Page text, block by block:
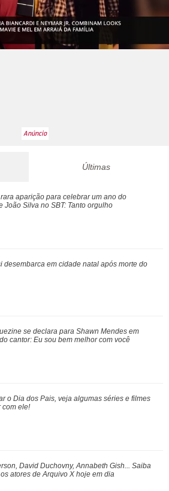
desembarca em cidade natal após morte do
se declara para Shawn Mendes em
cantor: Eu sou bem melhor co...
o Dia dos Pais, veja algumas séries e filmes
com ele!
faz desabafo em show sobre decisão de
Não foi uma reação...
relatos de familiares... Relembre as
de Whitney...
Últimas
aparição para celebrar um ano do
João Silva no SBT: Tanto orgulho
desembarca em cidade natal após morte do
se declara para Shawn Mendes em
cantor: Eu sou bem melhor com você
o Dia dos Pais, veja algumas séries e filmes
com ele!
David Duchovny, Annabeth Gish... Saiba
atores deArquivo X hoje em dia